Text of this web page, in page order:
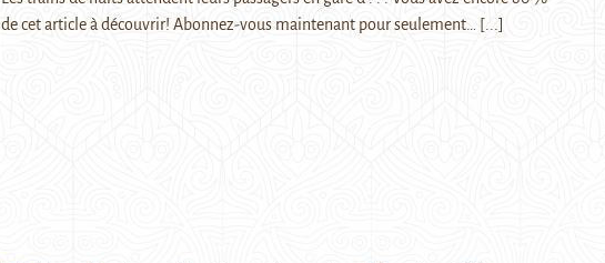
de cet article à découvrir! Abonnez-vous maintenant pour seulement…
[...]